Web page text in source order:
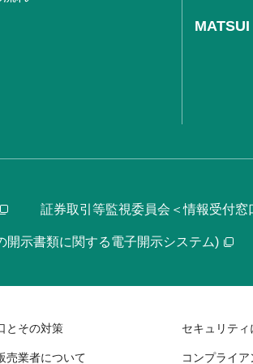
証券取引等監視委員会＜情報受付窓
示書類に関する電子開示システム)
とその対策 セキュリティ
売業者について コンプライア